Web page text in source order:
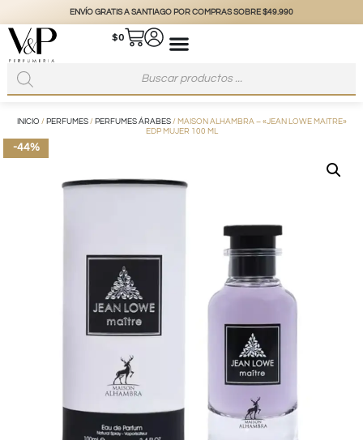
ENVÍO GRATIS A SANTIAGO POR COMPRAS SOBRE $49.990
$0
INICIO / PERFUMES/ PERFUMES ÁRABES/ MAISON ALHAMBRA – «JEAN LOWE MAITRE»
EDP MUJER 100 ML
-44%